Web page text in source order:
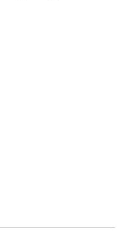
–
EU-Standards
Metern.
Englisch,